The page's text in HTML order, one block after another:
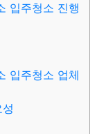
입주청소 진행
입주청소 업체